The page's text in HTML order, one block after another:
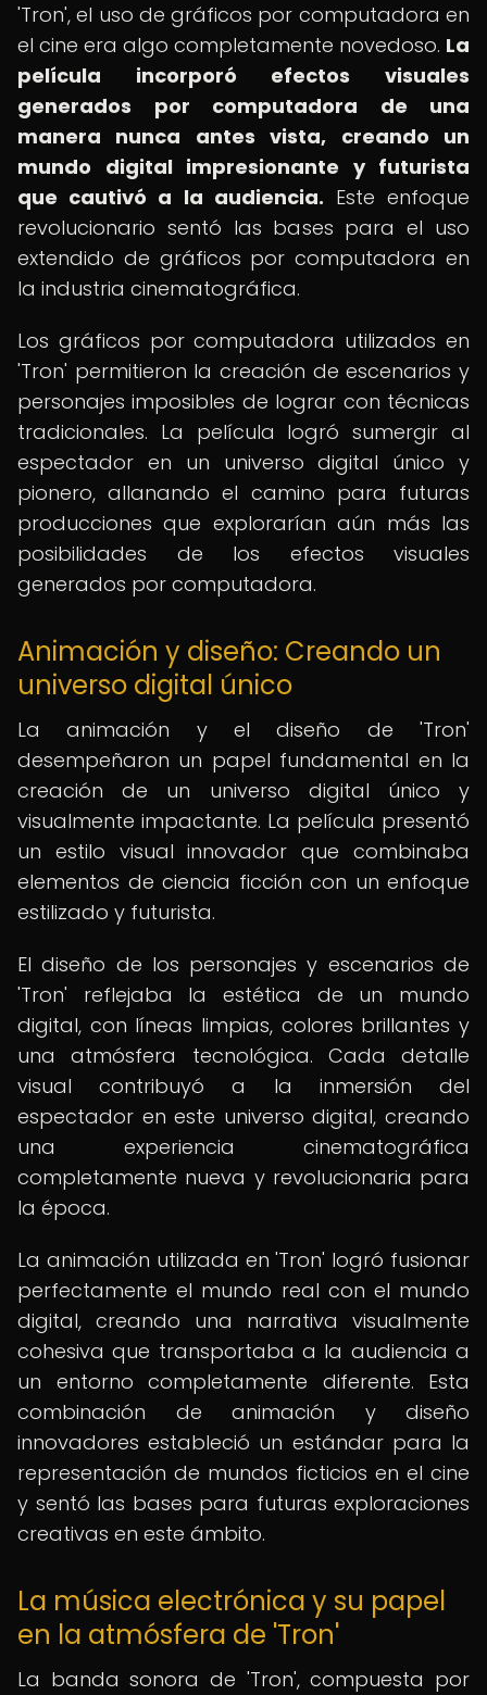
'Tron', el uso de gráficos por computadora en
el cine era algo completamente novedoso. La
película incorporó efectos visuales
generados por computadora de una
manera nunca antes vista, creando un
mundo digital impresionante y futurista
que cautivó a la audiencia. Este enfoque
revolucionario sentó las bases para el uso
extendido de gráficos por computadora en
la industria cinematográfica.
Los gráficos por computadora utilizados en
'Tron' permitieron la creación de escenarios y
personajes imposibles de lograr con técnicas
tradicionales. La película logró sumergir al
espectador en un universo digital único y
pionero, allanando el camino para futuras
producciones que explorarían aún más las
posibilidades de los efectos visuales
generados por computadora.
Animación y diseño: Creando un
universo digital único
La animación y el diseño de 'Tron'
desempeñaron un papel fundamental en la
creación de un universo digital único y
visualmente impactante. La película presentó
un estilo visual innovador que combinaba
elementos de ciencia ficción con un enfoque
estilizado y futurista.
El diseño de los personajes y escenarios de
'Tron' reflejaba la estética de un mundo
digital, con líneas limpias, colores brillantes y
una atmósfera tecnológica. Cada detalle
visual contribuyó a la inmersión del
espectador en este universo digital, creando
una experiencia cinematográfica
completamente nueva y revolucionaria para
la época.
La animación utilizada en 'Tron' logró fusionar
perfectamente el mundo real con el mundo
digital, creando una narrativa visualmente
cohesiva que transportaba a la audiencia a
un entorno completamente diferente. Esta
combinación de animación y diseño
innovadores estableció un estándar para la
representación de mundos ficticios en el cine
y sentó las bases para futuras exploraciones
creativas en este ámbito.
La música electrónica y su papel
en la atmósfera de 'Tron'
La banda sonora de 'Tron', compuesta por